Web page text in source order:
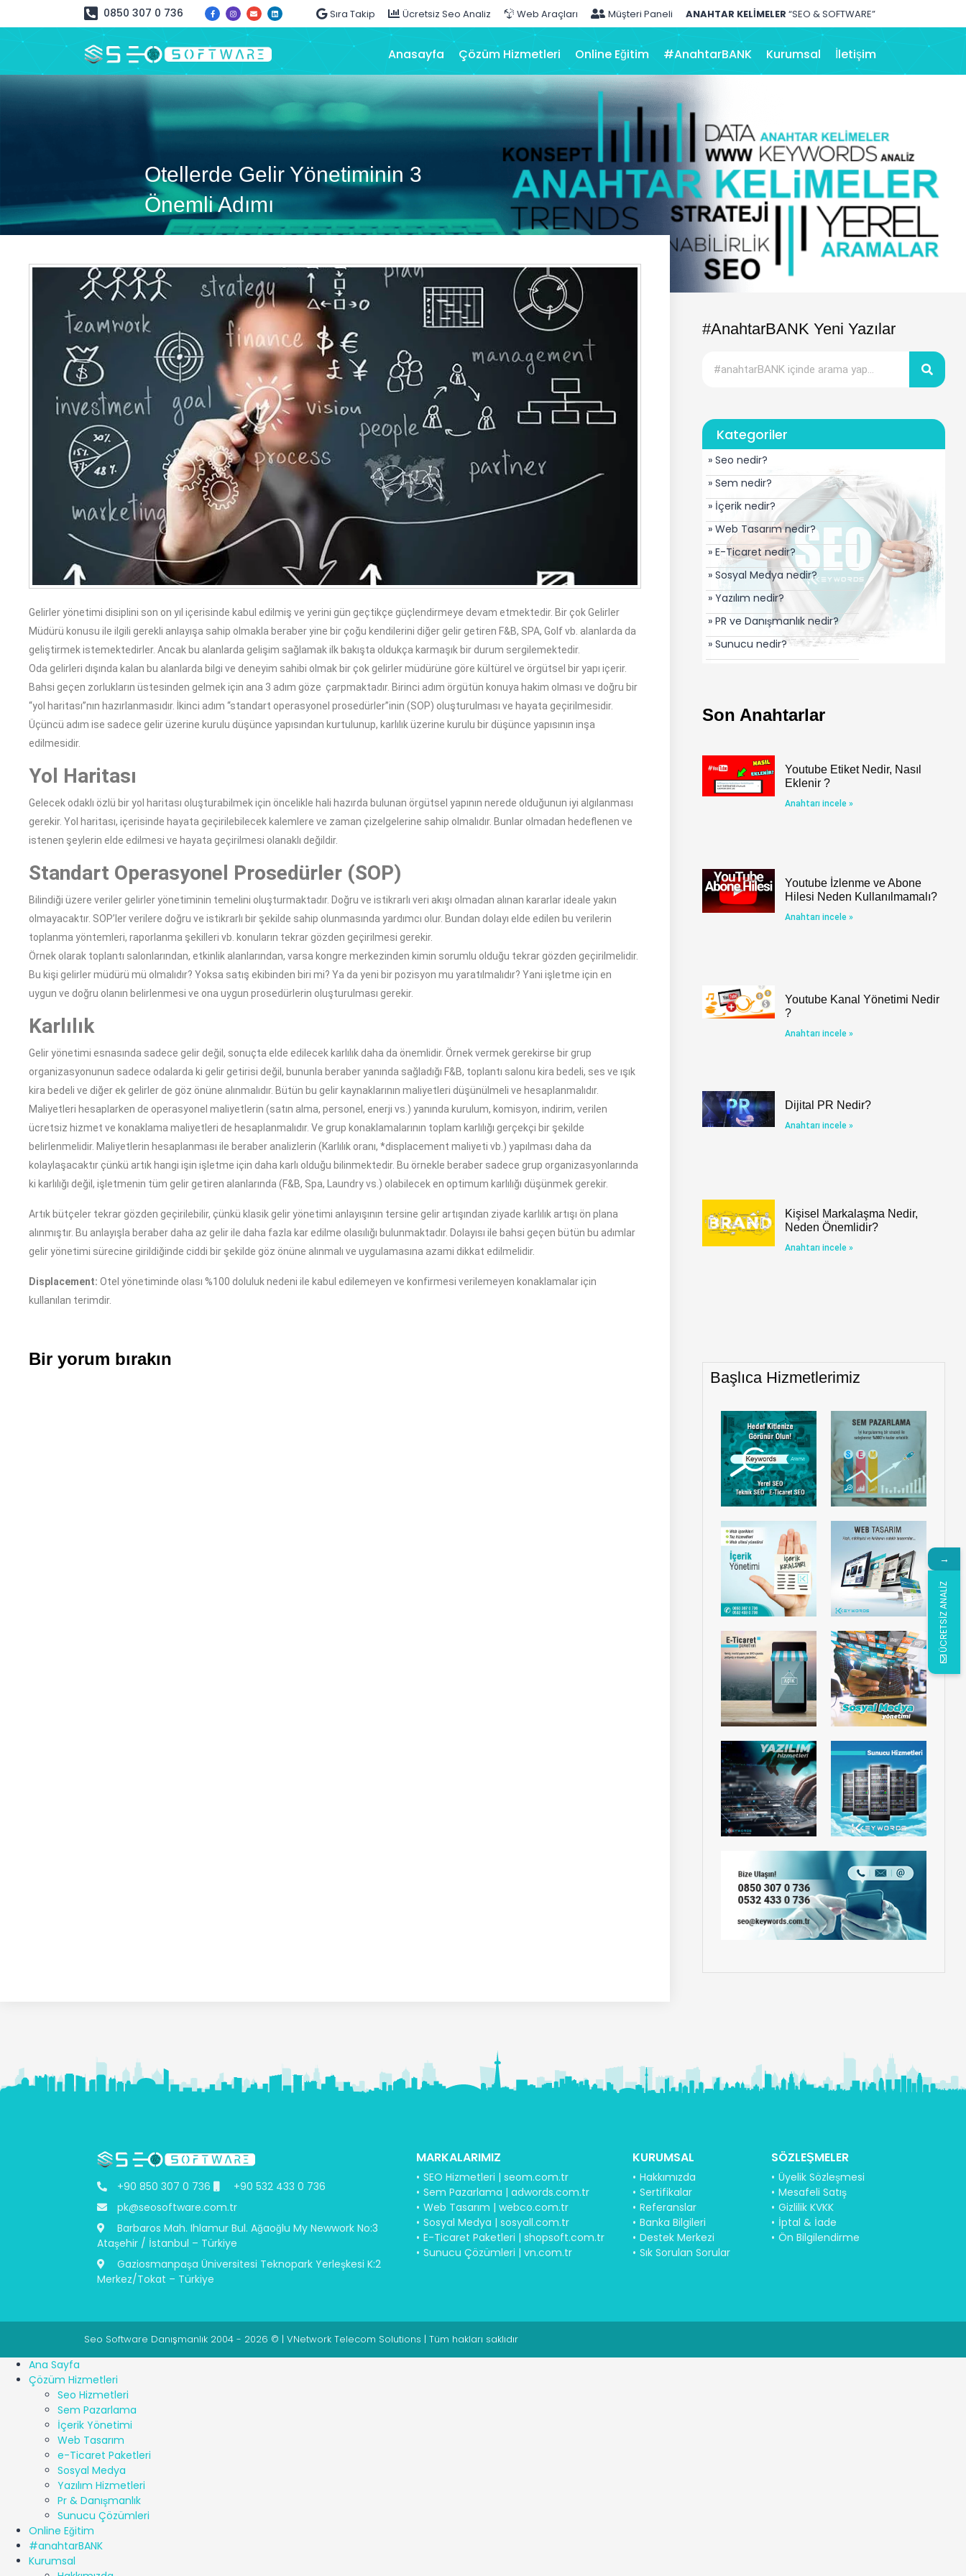
0850 307 0 736 Sıra Takip Ücretsiz Seo Analiz Web Araçları Müşteri Paneli ANAHTAR KELİMELER “SEO & SOFTWARE”
Anasayfa Çözüm Hizmetleri Online Eğitim #AnahtarBANK Kurumsal İletişim
Otellerde Gelir Yönetiminin 3
Önemli Adımı
Gelirler yönetimi disiplini son on yıl içerisinde kabul edilmiş ve yerini gün geçtikçe güçlendirmeye devam etmektedir. Bir çok Gelirler
Müdürü konusu ile ilgili gerekli anlayışa sahip olmakla beraber yine bir çoğu kendilerini diğer gelir getiren F&B, SPA, Golf vb. alanlarda da
geliştirmek istemektedirler. Ancak bu alanlarda gelişim sağlamak ilk bakışta oldukça karmaşık bir durum sergilemektedir.
Oda gelirleri dışında kalan bu alanlarda bilgi ve deneyim sahibi olmak bir çok gelirler müdürüne göre kültürel ve örgütsel bir yapı içerir.
Bahsi geçen zorlukların üstesinden gelmek için ana 3 adım göze çarpmaktadır. Birinci adım örgütün konuya hakim olması ve doğru bir
“yol haritası”nın hazırlanmasıdır. İkinci adım “standart operasyonel prosedürler”inin (SOP) oluşturulması ve hayata geçirilmesidir.
Üçüncü adım ise sadece gelir üzerine kurulu düşünce yapısından kurtulunup, karlılık üzerine kurulu bir düşünce yapısının inşa
edilmesidir.
Yol Haritası
Gelecek odaklı özlü bir yol haritası oluşturabilmek için öncelikle hali hazırda bulunan örgütsel yapının nerede olduğunun iyi algılanması
gerekir. Yol haritası, içerisinde hayata geçirilebilecek kalemlere ve zaman çizelgelerine sahip olmalıdır. Bunlar olmadan hedeflenen ve
istenen şeylerin elde edilmesi ve hayata geçirilmesi olanaklı değildir.
Standart Operasyonel Prosedürler (SOP)
Bilindiği üzere veriler gelirler yönetiminin temelini oluşturmaktadır. Doğru ve istikrarlı veri akışı olmadan alınan kararlar ideale yakın
olmayacaktır. SOP’ler verilere doğru ve istikrarlı bir şekilde sahip olunmasında yardımcı olur. Bundan dolayı elde edilen bu verilerin
toplanma yöntemleri, raporlanma şekilleri vb. konuların tekrar gözden geçirilmesi gerekir.
Örnek olarak toplantı salonlarından, etkinlik alanlarından, varsa kongre merkezinden kimin sorumlu olduğu tekrar gözden geçirilmelidir.
Bu kişi gelirler müdürü mü olmalıdır? Yoksa satış ekibinden biri mi? Ya da yeni bir pozisyon mu yaratılmalıdır? Yani işletme için en
uygun ve doğru olanın belirlenmesi ve ona uygun prosedürlerin oluşturulması gerekir.
Karlılık
Gelir yönetimi esnasında sadece gelir değil, sonuçta elde edilecek karlılık daha da önemlidir. Örnek vermek gerekirse bir grup
organizasyonunun sadece odalarda ki gelir getirisi değil, bununla beraber yanında sağladığı F&B, toplantı salonu kira bedeli, ses ve ışık
kira bedeli ve diğer ek gelirler de göz önüne alınmalıdır. Bütün bu gelir kaynaklarının maliyetleri düşünülmeli ve hesaplanmalıdır.
Maliyetleri hesaplarken de operasyonel maliyetlerin (satın alma, personel, enerji vs.) yanında kurulum, komisyon, indirim, verilen
ücretsiz hizmet ve konaklama maliyetleri de hesaplanmalıdır. Ve grup konaklamalarının toplam karlılığı gerçekçi bir şekilde
belirlenmelidir. Maliyetlerin hesaplanması ile beraber analizlerin (Karlılık oranı, *displacement maliyeti vb.) yapılması daha da
kolaylaşacaktır çünkü artık hangi işin işletme için daha karlı olduğu bilinmektedir. Bu örnekle beraber sadece grup organizasyonlarında
ki karlılığı değil, işletmenin tüm gelir getiren alanlarında (F&B, Spa, Laundry vs.) olabilecek en optimum karlılığı düşünmek gerekir.
Artık bütçeler tekrar gözden geçirilebilir, çünkü klasik gelir yönetimi anlayışının tersine gelir artışından ziyade karlılık artışı ön plana
alınmıştır. Bu anlayışla beraber daha az gelir ile daha fazla kar edilme olasılığı bulunmaktadır. Dolayısı ile bahsi geçen bütün bu adımlar
gelir yönetimi sürecine girildiğinde ciddi bir şekilde göz önüne alınmalı ve uygulamasına azami dikkat edilmelidir.
Displacement: Otel yönetiminde olası %100 doluluk nedeni ile kabul edilemeyen ve konfirmesi verilemeyen konaklamalar için
kullanılan terimdir.
Bir yorum bırakın
#AnahtarBANK Yeni Yazılar
Kategoriler
» Seo nedir?
» Sem nedir?
» İçerik nedir?
» Web Tasarım nedir?
» E-Ticaret nedir?
» Sosyal Medya nedir?
» Yazılım nedir?
» PR ve Danışmanlık nedir?
» Sunucu nedir?
Son Anahtarlar
Youtube Etiket Nedir, Nasıl
Eklenir ?
Anahtarı incele »
Youtube İzlenme ve Abone
Hilesi Neden Kullanılmamalı?
Anahtarı incele »
Youtube Kanal Yönetimi Nedir
?
Anahtarı incele »
Dijital PR Nedir?
Anahtarı incele »
Kişisel Markalaşma Nedir,
Neden Önemlidir?
Anahtarı incele »
Başlıca Hizmetlerimiz
+90 850 307 0 736
+90 532 433 0 736
pk@seosoftware.com.tr
Barbaros Mah. Ihlamur Bul. Ağaoğlu My Newwork No:3
Ataşehir / İstanbul – Türkiye
Gaziosmanpaşa Üniversitesi Teknopark Yerleşkesi K:2
Merkez/Tokat – Türkiye
MARKALARIMIZ
SEO Hizmetleri | seom.com.tr
Sem Pazarlama | adwords.com.tr
Web Tasarım | webco.com.tr
Sosyal Medya | sosyall.com.tr
E-Ticaret Paketleri | shopsoft.com.tr
Sunucu Çözümleri | vn.com.tr
KURUMSAL
Hakkımızda
Sertifikalar
Referanslar
Banka Bilgileri
Destek Merkezi
Sık Sorulan Sorular
SÖZLEŞMELER
Üyelik Sözleşmesi
Mesafeli Satış
Gizlilik KVKK
İptal & İade
Ön Bilgilendirme
Seo Software Danışmanlık 2004 - 2026 © | VNetwork Telecom Solutions | Tüm hakları saklıdır
→
ÜCRETSİZ ANALİZ
Ana Sayfa
Çözüm Hizmetleri
Seo Hizmetleri
Sem Pazarlama
İçerik Yönetimi
Web Tasarım
e-Ticaret Paketleri
Sosyal Medya
Yazılım Hizmetleri
Pr & Danışmanlık
Sunucu Çözümleri
Online Eğitim
#anahtarBANK
Kurumsal